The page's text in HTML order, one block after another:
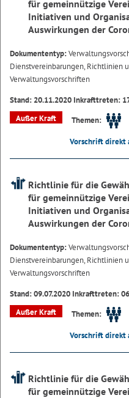
für gemeinnützige
Initiativen und
Auswirkungen der
Dokumententyp:
Dienstvereinbarungen, Richtlinien
Verwaltungsvorschriften
Stand: 20.11.2020 Inkrafttreten:
Außer Kraft
Themen:
Vorschrift direkt
Richtlinie für die
für gemeinnützige
Initiativen und
Auswirkungen der
Dokumententyp:
Dienstvereinbarungen, Richtlinien
Verwaltungsvorschriften
Stand: 09.07.2020 Inkrafttreten:
Außer Kraft
Themen:
Vorschrift direkt
Richtlinie für die
für gemeinnützige